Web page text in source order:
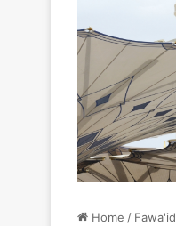
Home / Fawa'id